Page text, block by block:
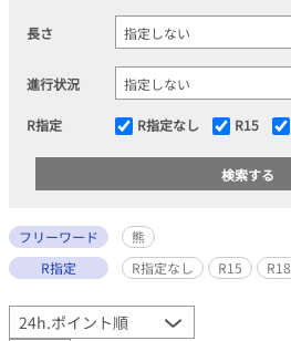
長さ
進行状況
R指定 R指定なし R15
フリーワード
熊
R指定
R指定なし R15 R18